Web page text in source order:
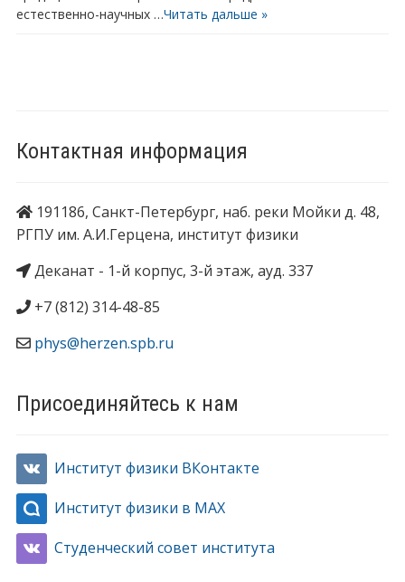
естественно-научных …Читать дальше »
Контактная информация
191186, Санкт-Петербург, наб. реки Мойки д. 48,
РГПУ им. А.И.Герцена, институт физики
Деканат - 1-й корпус, 3-й этаж, ауд. 337
+7 (812) 314-48-85
phys@herzen.spb.ru
Присоединяйтесь к нам
Институт физики ВКонтакте
Институт физики в MAX
Студенческий совет института